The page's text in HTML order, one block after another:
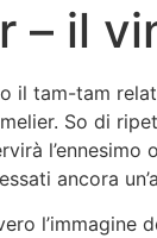
– il
il tam-tam
So di
ancora
l’immagine